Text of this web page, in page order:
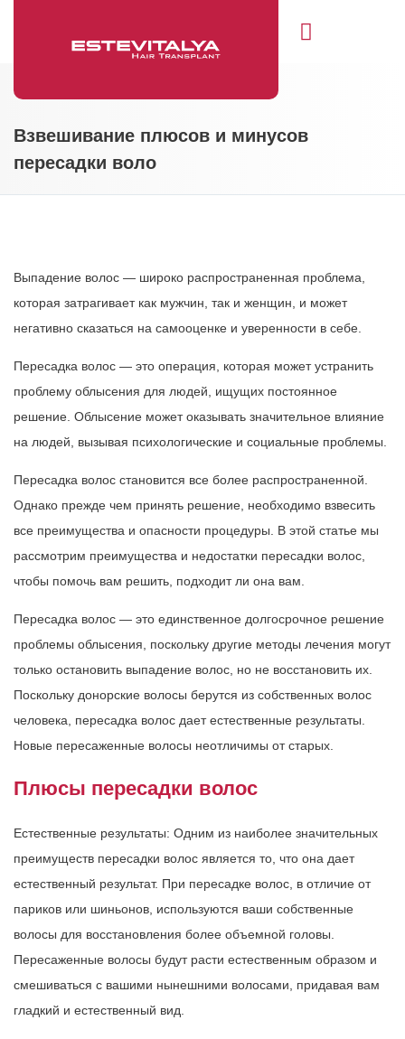
Взвешивание плюсов и минусов
пересадки воло
Выпадение волос — широко распространенная проблема,
которая затрагивает как мужчин, так и женщин, и может
негативно сказаться на самооценке и уверенности в себе.
Пересадка волос — это операция, которая может устранить
проблему облысения для людей, ищущих постоянное
решение. Облысение может оказывать значительное влияние
на людей, вызывая психологические и социальные проблемы.
Пересадка волос становится все более распространенной.
Однако прежде чем принять решение, необходимо взвесить
все преимущества и опасности процедуры. В этой статье мы
рассмотрим преимущества и недостатки пересадки волос,
чтобы помочь вам решить, подходит ли она вам.
Пересадка волос — это единственное долгосрочное решение
проблемы облысения, поскольку другие методы лечения могут
только остановить выпадение волос, но не восстановить их.
Поскольку донорские волосы берутся из собственных волос
человека, пересадка волос дает естественные результаты.
Новые пересаженные волосы неотличимы от старых.
Плюсы пересадки волос
Естественные результаты: Одним из наиболее значительных
преимуществ пересадки волос является то, что она дает
естественный результат. При пересадке волос, в отличие от
париков или шиньонов, используются ваши собственные
волосы для восстановления более объемной головы.
Пересаженные волосы будут расти естественным образом и
смешиваться с вашими нынешними волосами, придавая вам
гладкий и естественный вид.